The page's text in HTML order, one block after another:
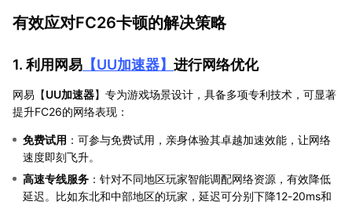
有效应对FC26卡顿的解决策略
1. 利用网易 【UU加速器】 进行网络优化
网易【UU加速器】专为游戏场景设计，具备多项专利技术，可显著
提升FC26的网络表现：
免费试用 ：可参与免费试用，亲身体验其卓越加速效能，让网络
速度即刻飞升。
高速专线服务 ：针对不同地区玩家智能调配网络资源，有效降低
延迟。比如东北和中部地区的玩家，延迟可分别下降12-20ms和